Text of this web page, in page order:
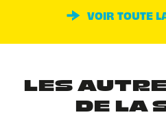
VOIR TOUTE
LES
DE LA